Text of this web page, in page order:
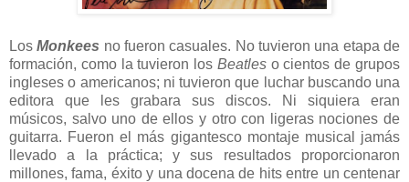
LosMonkees no fueron casuales. No tuvieron una etapa de
formación, como la tuvieron los Beatleso cientos de grupos
ingleses o americanos; ni tuvieron que luchar buscando una
editora que les grabara sus discos. Ni siquiera eran
músicos, salvo uno de ellos y otro con ligeras nociones de
guitarra. Fueron el más gigantesco montaje musical jamás
llevado a la práctica; y sus resultados proporcionaron
millones, fama, éxito y una docena de hits entre un centenar